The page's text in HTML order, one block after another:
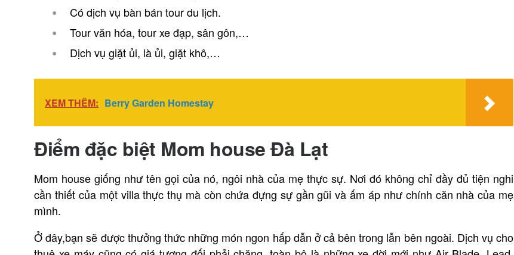
Có dịch vụ bàn bán tour du lịch.
Tour văn hóa, tour xe đạp, sân gôn,…
Dịch vụ giặt ủi, là ủi, giặt khô,…
XEM THÊM: Berry Garden Homestay
Điểm đặc biệt Mom house Đà Lạt
Mom house giống như tên gọi của nó, ngôi nhà của mẹ thực sự. Nơi đó không chỉ đầy đủ tiện nghi
cần thiết của một villa thực thụ mà còn chứa đựng sự gần gũi và ấm áp như chính căn nhà của mẹ
mình.
Ở đây,bạn sẽ được thưởng thức những món ngon hấp dẫn ở cả bên trong lẫn bên ngoài. Dịch vụ cho